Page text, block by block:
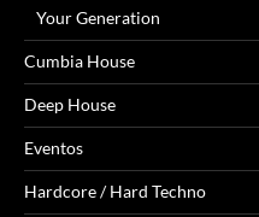
Your Generation
Cumbia House
Deep House
Eventos
Hardcore / Hard Techno